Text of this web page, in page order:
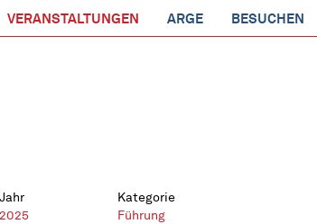
VERANSTALTUNGEN ARGE BESUCHEN
Jahr
2025
Kategorie
Führung